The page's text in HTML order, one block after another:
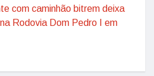
com caminhão bitrem deixa
Rodovia Dom Pedro I em